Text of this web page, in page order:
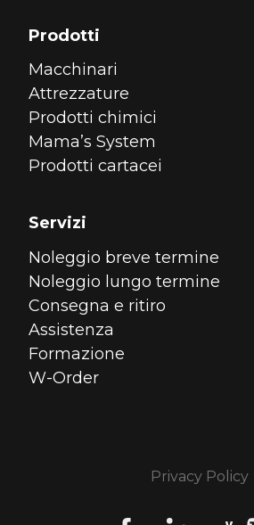
Prodotti
Macchinari
Attrezzature
Prodotti chimici
Mama’s System
Prodotti cartacei
Servizi
Noleggio breve termine
Noleggio lungo termine
Consegna e ritiro
Assistenza
Formazione
W-Order
Privacy Policy